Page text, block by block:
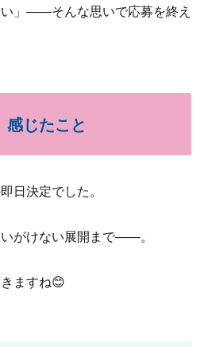
い」——そんな思いで応募を終え
感じたこと
日決定でした。
がけない展開まで——。
ますね😊